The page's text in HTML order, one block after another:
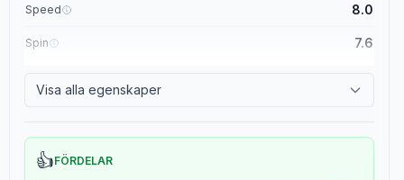
Speed 8.0
Spin 7.6
Visa alla egenskaper
👍FÖRDELAR